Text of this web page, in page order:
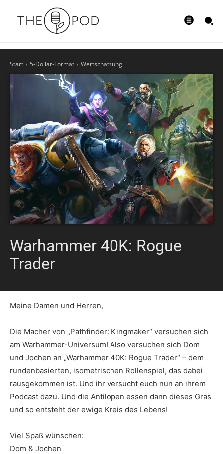
Start 5-Dollar-Format Wertschätzung
Warhammer 40K: Rogue
Trader
Meine Damen und Herren,
Die Macher von „Pathfinder: Kingmaker“ versuchen sich
am Warhammer-Universum! Also versuchen sich Dom
und Jochen an „Warhammer 40K: Rogue Trader“ – dem
rundenbasierten, isometrischen Rollenspiel, das dabei
rausgekommen ist. Und ihr versucht euch nun an ihrem
Podcast dazu. Und die Antilopen essen dann dieses Gras
und so entsteht der ewige Kreis des Lebens!
Viel Spaß wünschen:
Dom & Jochen